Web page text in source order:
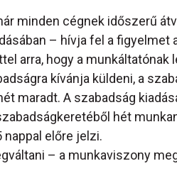
minden cégnek időszerű
– hívja fel a figyelmet
arra, hogy a munkáltatónak
kívánja küldeni, a
maradt. A szabadság
hét
előre jelzi.
– a munkaviszony